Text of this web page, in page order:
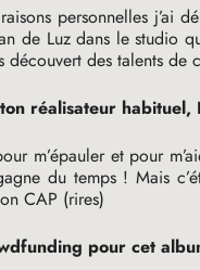
personnelles j’ai
de Luz dans le studio
des talents de
réalisateur habituel,
m’épauler et pour
du temps ! Mais
CAP (rires)
pour cet